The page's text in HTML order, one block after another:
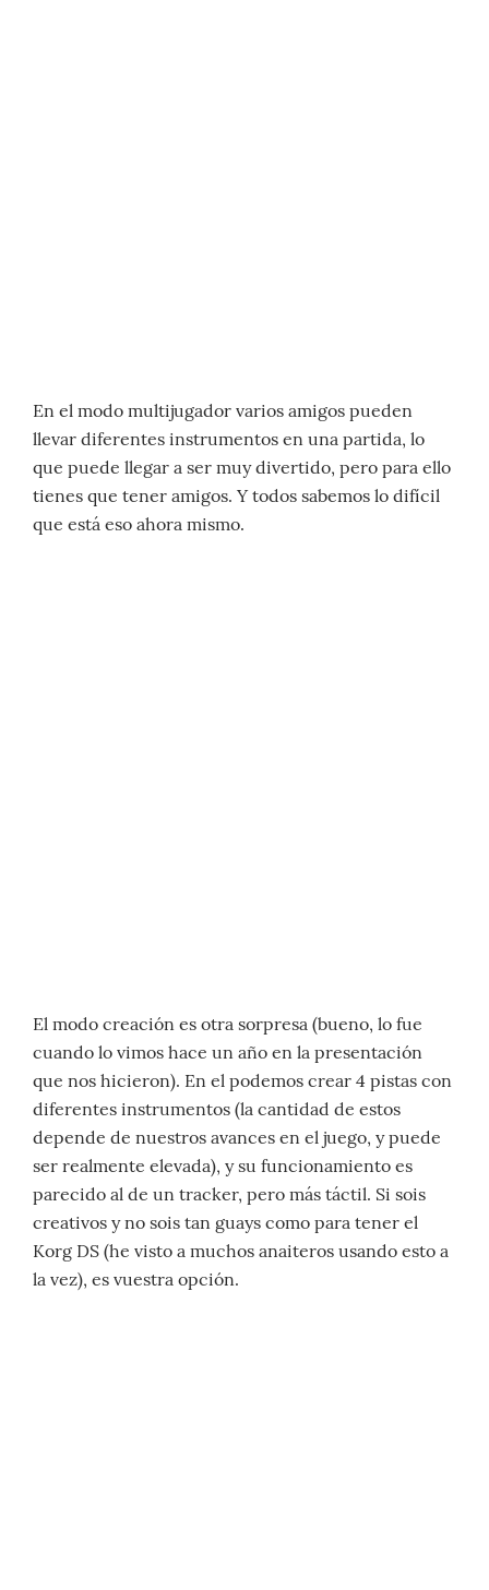
En el modo multijugador varios amigos pueden
llevar diferentes instrumentos en una partida, lo
que puede llegar a ser muy divertido, pero para ello
tienes que tener amigos. Y todos sabemos lo difícil
que está eso ahora mismo.
El modo creación es otra sorpresa (bueno, lo fue
cuando lo vimos hace un año en la presentación
que nos hicieron). En el podemos crear 4 pistas con
diferentes instrumentos (la cantidad de estos
depende de nuestros avances en el juego, y puede
ser realmente elevada), y su funcionamiento es
parecido al de un tracker, pero más táctil. Si sois
creativos y no sois tan guays como para tener el
Korg DS (he visto a muchos anaiteros usando esto a
la vez), es vuestra opción.